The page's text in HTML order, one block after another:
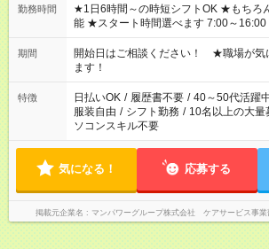
勤務時間
★1日6時間～の時短シフトOK ★もちろんフルタイムシフトも可
能 ★スタート時間選べます 7:00～16:00
20:00 など 残業なし！ ※Wワークの場合、他のお仕事と合わせ
週40時間超の就業はご案内できません
間以上勤務は社会保険への加入対象と
（日雇い派遣の原則禁止）により、短
案内が難しい場合があります
期間
開始日はご相談ください！ ★職場が気
ます！
特徴 日払いOK / 履歴書不要 / 40～50代活躍
服装自由 / シフト勤務 / 10名以上の大量
ソコンスキル不要
気になる！ 応募する
掲載元企業名 マンパワーグループ株式会社 ケアサービス事